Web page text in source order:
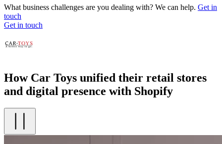
What business challenges are you dealing with? We can help. Get in
touch
Get in touch
How Car Toys unified their retail stores
and digital presence with Shopify